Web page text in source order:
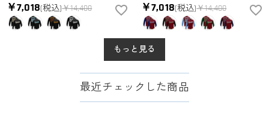
￥7,018(税込)￥14,400 ￥7,018(税込)￥14,400
もっと見る
最近チェックした商品